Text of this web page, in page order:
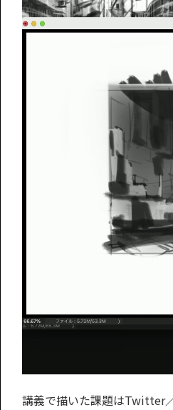
講義で描いた課題はTwitter